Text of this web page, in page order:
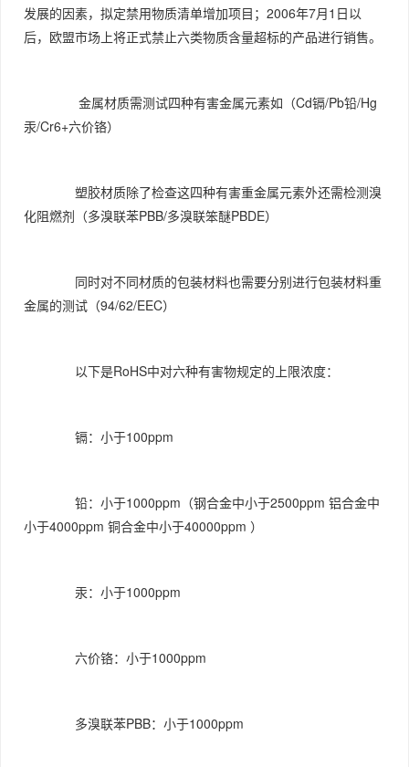
发展的因素，拟定禁用物质清单增加项目；2006年7月1日以
后，欧盟市场上将正式禁止六类物质含量超标的产品进行销售。
金属材质需测试四种有害金属元素如（Cd镉/Pb铅/Hg
汞/Cr6+六价铬）
塑胶材质除了检查这四种有害重金属元素外还需检测溴
化阻燃剂（多溴联苯PBB/多溴联笨醚PBDE）
同时对不同材质的包装材料也需要分别进行包装材料重
金属的测试（94/62/EEC）
以下是RoHS中对六种有害物规定的上限浓度：
镉：小于100ppm
铅：小于1000ppm（钢合金中小于2500ppm 铝合金中
小于4000ppm 铜合金中小于40000ppm ）
汞：小于1000ppm
六价铬：小于1000ppm
多溴联苯PBB：小于1000ppm